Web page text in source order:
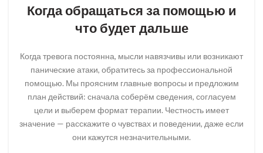
Когда обращаться за помощью и
что будет дальше
Когда тревога постоянна, мысли навязчивы или возникают
панические атаки, обратитесь за профессиональной
помощью. Мы проясним главные вопросы и предложим
план действий: сначала соберём сведения, согласуем
цели и выберем формат терапии. Честность имеет
значение — расскажите о чувствах и поведении, даже если
они кажутся незначительными.